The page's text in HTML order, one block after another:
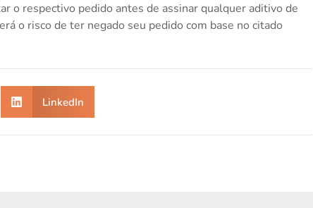
o respectivo pedido antes de assinar qualquer aditivo de
o risco de ter negado seu pedido com base no citado
LinkedIn